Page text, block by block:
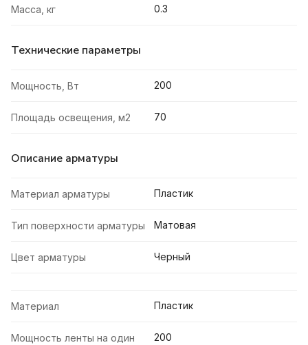
Масса, кг 0.3
Технические параметры
Мощность, Вт 200
Площадь освещения, м2 70
Описание арматуры
Материал арматуры Пластик
Тип поверхности арматуры Матовая
Цвет арматуры Черный
Материал Пластик
Мощность ленты на один
200